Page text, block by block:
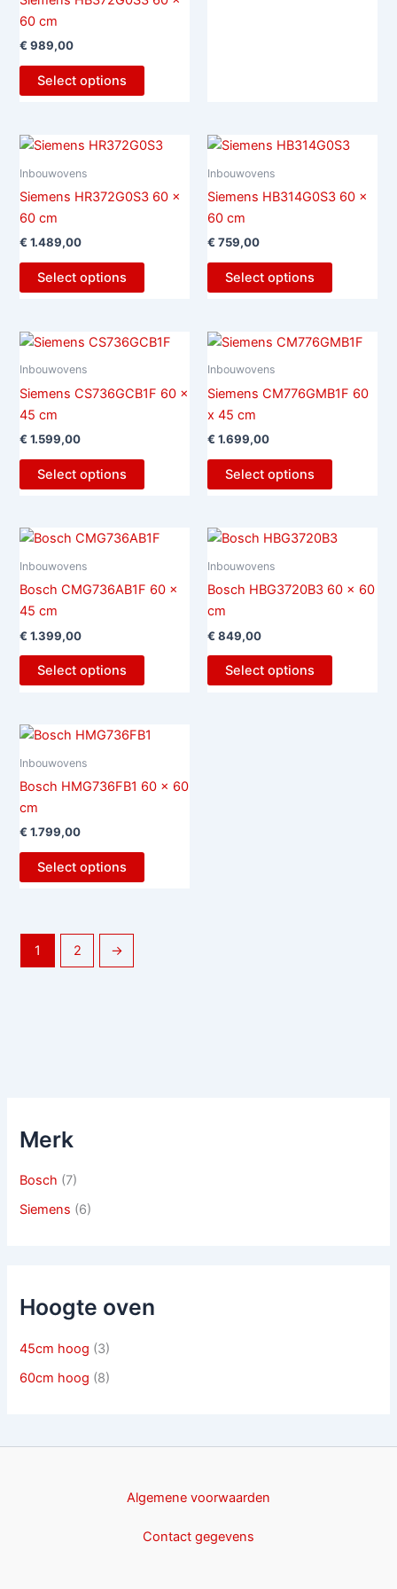
60 cm
€ 989,00
Select options
Inbouwovens
Siemens HR372G0S3 60 x
60 cm
€ 1.489,00
Select options
Inbouwovens
Siemens HB314G0S3 60 x
60 cm
€ 759,00
Select options
Inbouwovens
Siemens CS736GCB1F 60 x
45 cm
€ 1.599,00
Select options
Inbouwovens
Siemens CM776GMB1F 60
x 45 cm
€ 1.699,00
Select options
Inbouwovens
Bosch CMG736AB1F 60 x
45 cm
€ 1.399,00
Select options
Inbouwovens
Bosch HBG3720B3 60 x 60
cm
€ 849,00
Select options
Inbouwovens
Bosch HMG736FB1 60 x 60
cm
€ 1.799,00
Select options
1 2 →
Merk
Bosch (7)
Siemens (6)
Hoogte oven
45cm hoog (3)
60cm hoog (8)
Algemene voorwaarden
Contact gegevens